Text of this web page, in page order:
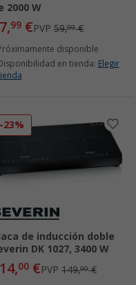
2000 W
99 €PVP 59,99€
disponible
en tienda: Elegir
-23%
de inducción doble
DK 1027, 3400 W
00 €PVP 149,90€